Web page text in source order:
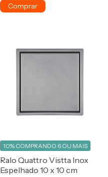
Ralo Quattro Vistta Inox
Espelhado 10 x 10 cm
10% COMPRANDO 6 OU MAIS